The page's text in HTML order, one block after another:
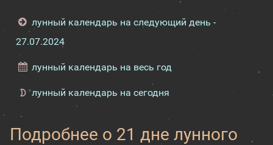
лунный календарь на следующий день -
27.07.2024
лунный календарь на весь год
лунный календарь на сегодня
Подробнее о 21 дне лунного